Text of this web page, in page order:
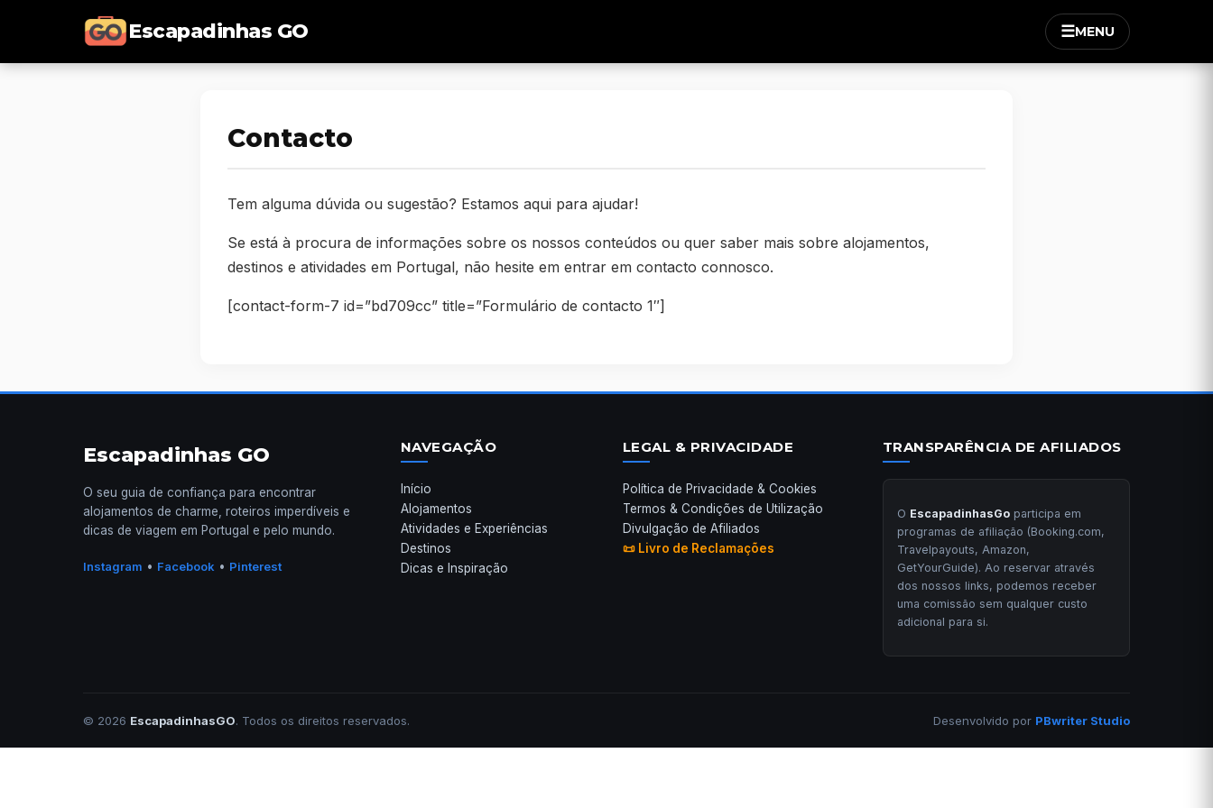
Escapadinhas GO ☰MENU
Contacto
Tem alguma dúvida ou sugestão? Estamos aqui para ajudar!
Se está à procura de informações sobre os nossos conteúdos ou quer saber mais sobre alojamentos,
destinos e atividades em Portugal, não hesite em entrar em contacto connosco.
[contact-form-7 id=”bd709cc” title=”Formulário de contacto 1″]
Escapadinhas GO
O seu guia de confiança para encontrar
alojamentos de charme, roteiros imperdíveis e
dicas de viagem em Portugal e pelo mundo.
Instagram • Facebook • Pinterest
NAVEGAÇÃO
Início
Alojamentos
Atividades e Experiências
Destinos
Dicas e Inspiração
LEGAL & PRIVACIDADE
Política de Privacidade & Cookies
Termos & Condições de Utilização
Divulgação de Afiliados
📜 Livro de Reclamações
TRANSPARÊNCIA DE AFILIADOS
O EscapadinhasGoparticipa em
programas de afiliação (Booking.com,
Travelpayouts, Amazon,
GetYourGuide). Ao reservar através
dos nossos links, podemos receber
uma comissão sem qualquer custo
adicional para si.
© 2026 EscapadinhasGO. Todos os direitos reservados. Desenvolvido por PBwriter Studio